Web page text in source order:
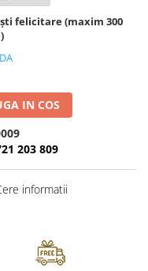
felicitare (maxim 300
IN COS
203 809
informatii